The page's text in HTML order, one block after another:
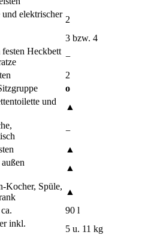
elektrischer
2
3 bzw. 4
Heckbett
−
2
o
und
▲
−
▲
▲
Kocher, Spüle,
▲
90 l
inkl.
5 u. 11 kg